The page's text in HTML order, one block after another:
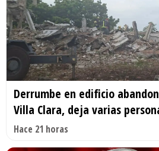
Derrumbe en edificio
Villa Clara, deja varias
Hace 21 horas